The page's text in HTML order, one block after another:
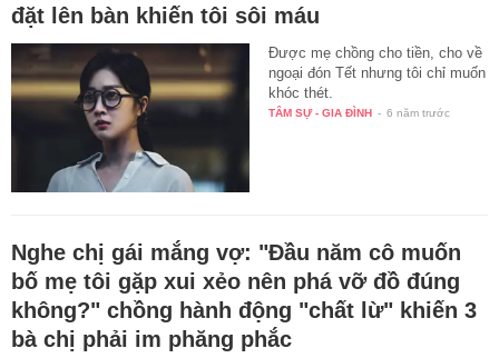
đặt lên bàn khiến tôi sôi máu
Được mẹ chồng cho tiền, cho về
ngoại đón Tết nhưng tôi chỉ muốn
khóc thét.
TÂM SỰ - GIA ĐÌNH - 6 năm trước
Nghe chị gái mắng vợ: "Đầu năm cô muốn
bố mẹ tôi gặp xui xẻo nên phá vỡ đồ đúng
không?" chồng hành động "chất lừ" khiến 3
bà chị phải im phăng phắc